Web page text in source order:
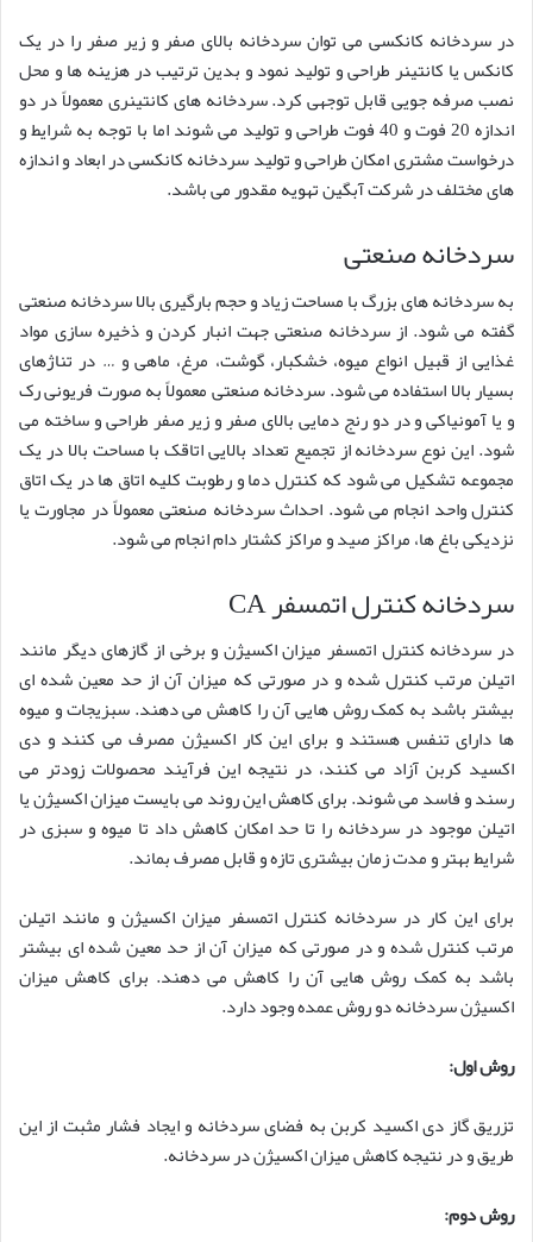
در سردخانه کانکسی می توان سردخانه بالای صفر و زیر صفر را در یک
کانکس یا کانتینر طراحی و تولید نمود و بدین ترتیب در هزینه ها و محل
نصب صرفه جویی قابل توجهی کرد. سردخانه های کانتینری معمولاً در دو
اندازه 20 فوت و 40 فوت طراحی و تولید می شوند اما با توجه به شرایط و
درخواست مشتری امکان طراحی و تولید سردخانه کانکسی در ابعاد و اندازه
های مختلف در شرکت آبگین تهویه مقدور می باشد.
سردخانه صنعتی
به سردخانه های بزرگ با مساحت زیاد و حجم بارگیری بالا سردخانه صنعتی
گفته می شود. از سردخانه صنعتی جهت انبار کردن و ذخیره سازی مواد
غذایی از قبیل انواع میوه، خشکبار، گوشت، مرغ، ماهی و … در تناژهای
بسیار بالا استفاده می شود. سردخانه صنعتی معمولاً به صورت فریونی رک
و یا آمونیاکی و در دو رنج دمایی بالای صفر و زیر صفر طراحی و ساخته می
شود. این نوع سردخانه از تجمیع تعداد بالایی اتاقک با مساحت بالا در یک
مجموعه تشکیل می شود که کنترل دما و رطوبت کلیه اتاق ها در یک اتاق
کنترل واحد انجام می شود. احداث سردخانه صنعتی معمولاً در مجاورت یا
نزدیکی باغ ها، مراکز صید و مراکز کشتار دام انجام می شود.
سردخانه کنترل اتمسفر CA
در سردخانه کنترل اتمسفر میزان اکسیژن و برخی از گازهای دیگر مانند
اتیلن مرتب کنترل شده و در صورتی که میزان آن از حد معین شده ای
بیشتر باشد به کمک روش هایی آن را کاهش می دهند. سبزیجات و میوه
ها دارای تنفس هستند و برای این کار اکسیژن مصرف می کنند و دی
اکسید کربن آزاد می کنند، در نتیجه این فرآیند محصولات زودتر می
رسند و فاسد می شوند. برای کاهش این روند می بایست میزان اکسیژن یا
اتیلن موجود در سردخانه را تا حد امکان کاهش داد تا میوه و سبزی در
شرایط بهتر و مدت زمان بیشتری تازه و قابل مصرف بماند.
برای این کار در سردخانه کنترل اتمسفر میزان اکسیژن و مانند اتیلن
مرتب کنترل شده و در صورتی که میزان آن از حد معین شده ای بیشتر
باشد به کمک روش هایی آن را کاهش می دهند. برای کاهش میزان
اکسیژن سردخانه دو روش عمده وجود دارد.
روش اول:
تزریق گاز دی اکسید کربن به فضای سردخانه و ایجاد فشار مثبت از این
طریق و در نتیجه کاهش میزان اکسیژن در سردخانه.
روش دوم: